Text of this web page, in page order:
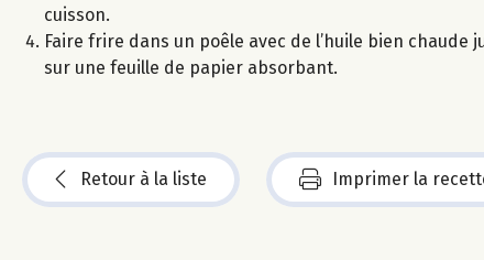
cuisson.
Faire frire dans un poêle avec de l’huile bien
sur une feuille de papier absorbant.
Retour à la liste Imprimer la